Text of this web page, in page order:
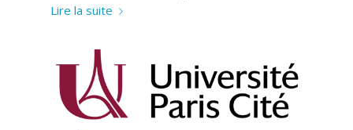
Lire la suite